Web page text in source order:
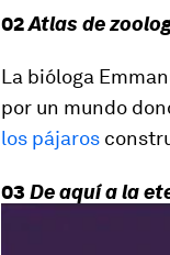
02Atlas de
La bióloga
por un mundo
los pájaros
03 De aquí a la